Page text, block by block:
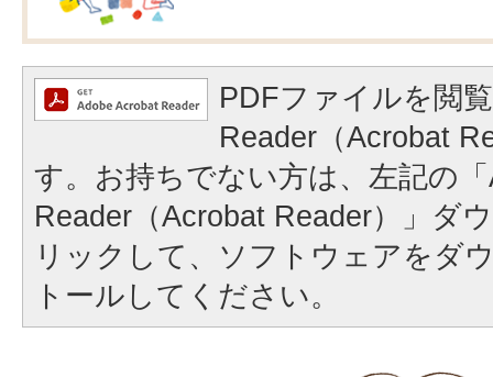
PDFファイルを閲
Reader（Acrobat
す。お持ちでない方は、左記の
Reader（Acrobat Reader）」ダ
リックして、ソフトウェアをダ
トールしてください。